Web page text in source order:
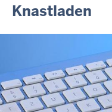
Knastladen